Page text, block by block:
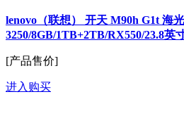
lenovo（联想） 开天 M90h G1t 海光
3250/8GB/1TB+2TB/RX550/23.8英
[产品售价]
进入购买